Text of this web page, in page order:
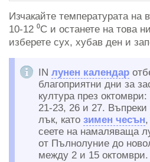
Изчакайте температурата на
10-12 ⁰C и останете на това
изберете сух, хубав ден и
IN лунен календар
благоприятни дни за
култура през
21-23, 26 и 27.
лък, като зимен чесън
сеете на намаляваща
от Пълнолуние до
между 2 и 15 октомври.